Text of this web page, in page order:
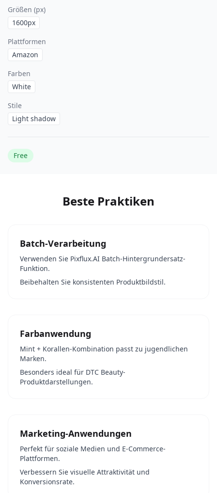
Größen (px)
1600px
Plattformen
Amazon
Farben
White
Stile
Light shadow
Free
Beste Praktiken
Batch-Verarbeitung
Verwenden Sie Pixflux.AI Batch-Hintergrundersatz-
Funktion.
Beibehalten Sie konsistenten Produktbildstil.
Farbanwendung
Mint + Korallen-Kombination passt zu jugendlichen
Marken.
Besonders ideal für DTC Beauty-
Produktdarstellungen.
Marketing-Anwendungen
Perfekt für soziale Medien und E-Commerce-
Plattformen.
Verbessern Sie visuelle Attraktivität und
Konversionsrate.